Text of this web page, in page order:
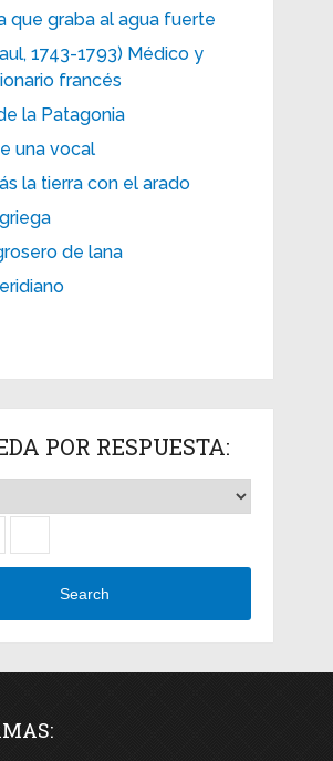
que graba al agua fuerte
1743-1793) Médico y
francés
la Patagonia
una vocal
la tierra con el arado
de lana
POR RESPUESTA:
Search